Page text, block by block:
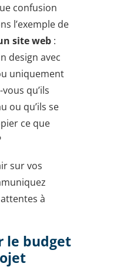
confusion
l’exemple de
site web :
design avec
uniquement
qu’ils
ou qu’ils se
ce que
sur vos
à
le budget